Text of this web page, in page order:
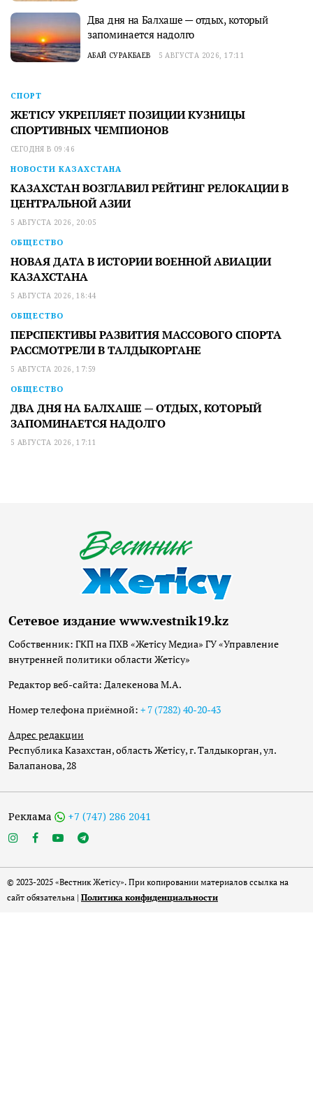
Два дня на Балхаше — отдых, который
запоминается надолго
АБАЙ СУРАКБАЕВ 5 АВГУСТА 2026, 17:11
СПОРТ
ЖЕТІСУ УКРЕПЛЯЕТ ПОЗИЦИИ КУЗНИЦЫ
СПОРТИВНЫХ ЧЕМПИОНОВ
СЕГОДНЯ В 09:46
НОВОСТИ КАЗАХСТАНА
КАЗАХСТАН ВОЗГЛАВИЛ РЕЙТИНГ РЕЛОКАЦИИ В
ЦЕНТРАЛЬНОЙ АЗИИ
5 АВГУСТА 2026, 20:05
ОБЩЕСТВО
НОВАЯ ДАТА В ИСТОРИИ ВОЕННОЙ АВИАЦИИ
КАЗАХСТАНА
5 АВГУСТА 2026, 18:44
ОБЩЕСТВО
ПЕРСПЕКТИВЫ РАЗВИТИЯ МАССОВОГО СПОРТА
РАССМОТРЕЛИ В ТАЛДЫКОРГАНЕ
5 АВГУСТА 2026, 17:59
ОБЩЕСТВО
ДВА ДНЯ НА БАЛХАШЕ — ОТДЫХ, КОТОРЫЙ
ЗАПОМИНАЕТСЯ НАДОЛГО
5 АВГУСТА 2026, 17:11
Сетевое издание www.vestnik19.kz
Собственник: ГКП на ПХВ «Жетісу Медиа» ГУ «Управление
внутренней политики области Жетісу»
Редактор веб-сайта: Далекенова М.А.
Номер телефона приёмной: + 7 (7282) 40-20-43
Адрес редакции
Республика Казахстан, область Жетісу, г. Талдыкорган, ул.
Балапанова, 28
Реклама +7 (747) 286 2041
© 2023-2025 «Вестник Жетісу». При копировании материалов ссылка на
сайт обязательна | Политика конфиденциальности